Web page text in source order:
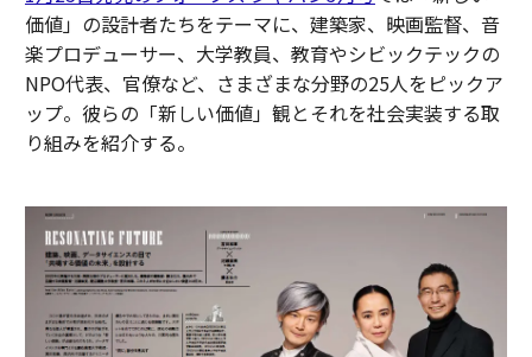
価値」の設計者たちをテーマに、建築家、映画監督、音
楽プロデューサー、大学教員、教育やシビックテックの
NPO代表、官僚など、さまざまな分野の25人をピックア
ップ。彼らの「新しい価値」観とそれを社会実装する取
り組みを紹介する。